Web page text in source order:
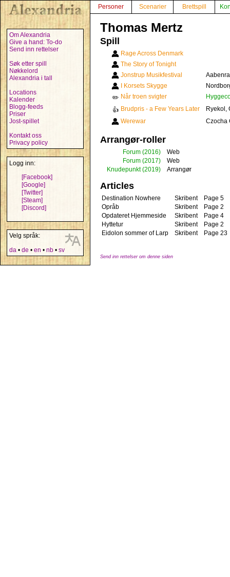
Om Alexandria
Give a hand: To-do
Send inn rettelser
Søk etter spill
Nøkkelord
Alexandria i tall
Locations
Kalender
Blogg-feeds
Priser
Jost-spillet
Kontakt oss
Privacy policy
Logg inn:
[Facebook]
[Google]
[Twitter]
[Steam]
[Discord]
Velg språk:
da • de • en • nb • sv
Personer Scenarier Brettspill
Thomas Mertz
Spill
Rage Across Denmark
The Story of Tonight
Jonstrup Musikfestival
I Korsets Skygge
✏️ Når troen svigter
👍 Brudpris - a Few Years Later
Ryekol,
Werewar
Czocha
Arrangør-roller
Forum (2016)
Web
Forum (2017)
Web
Knudepunkt (2019) Arrangør
Articles
Destination Nowhere Skribent
Page 5
Opråb
Skribent
Page 2
Opdateret Hjemmeside
Skribent
Page 4
Hyttetur
Skribent
Page 2
Eidolon sommer of Larp
Skribent Page 23
Send inn rettelser om denne siden